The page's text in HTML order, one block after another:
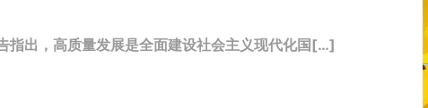
指出，高质量发展是全面建设社会主义现代化国[…]